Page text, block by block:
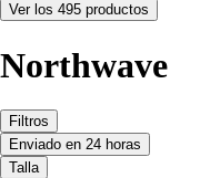
Ver los 495 productos
Northwave
Filtros
Enviado en 24 horas
Talla